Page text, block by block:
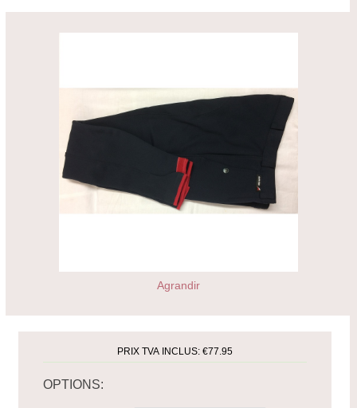
Agrandir
PRIX TVA INCLUS:€77.95
OPTIONS: